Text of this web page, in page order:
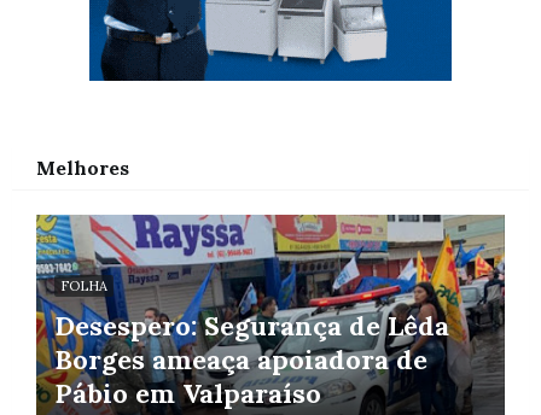
Melhores
FOLHA
Desespero: Segurança de Lêda
Borges ameaça apoiadora de
Pábio em Valparaíso